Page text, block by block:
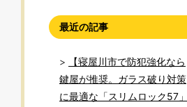
最近の記事
【寝屋川市で防犯強化なら
鍵屋が推奨。ガラス破り対策
に最適な「スリムロック57」